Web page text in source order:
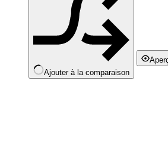
Ajouter à la comparaison